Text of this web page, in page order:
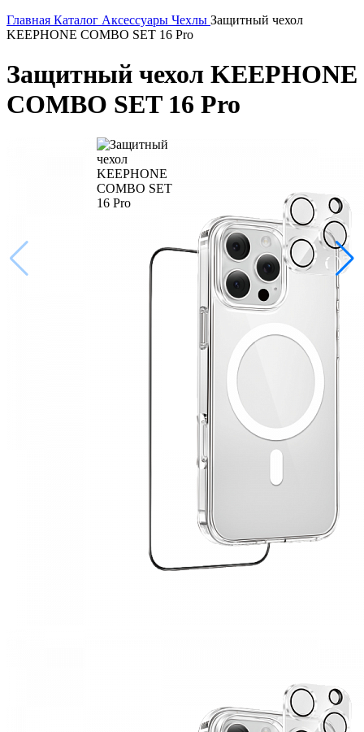
Главная Каталог Аксессуары Чехлы Защитный чехол
KEEPHONE COMBO SET 16 Pro
Защитный чехол KEEPHONE
COMBO SET 16 Pro